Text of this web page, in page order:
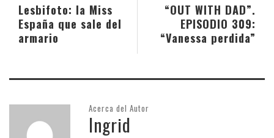
“OUT WITH DAD”.
EPISODIO 309:
“Vanessa perdida”
Lesbifoto: la Miss
España que sale del
armario
Acerca del Autor
Ingrid